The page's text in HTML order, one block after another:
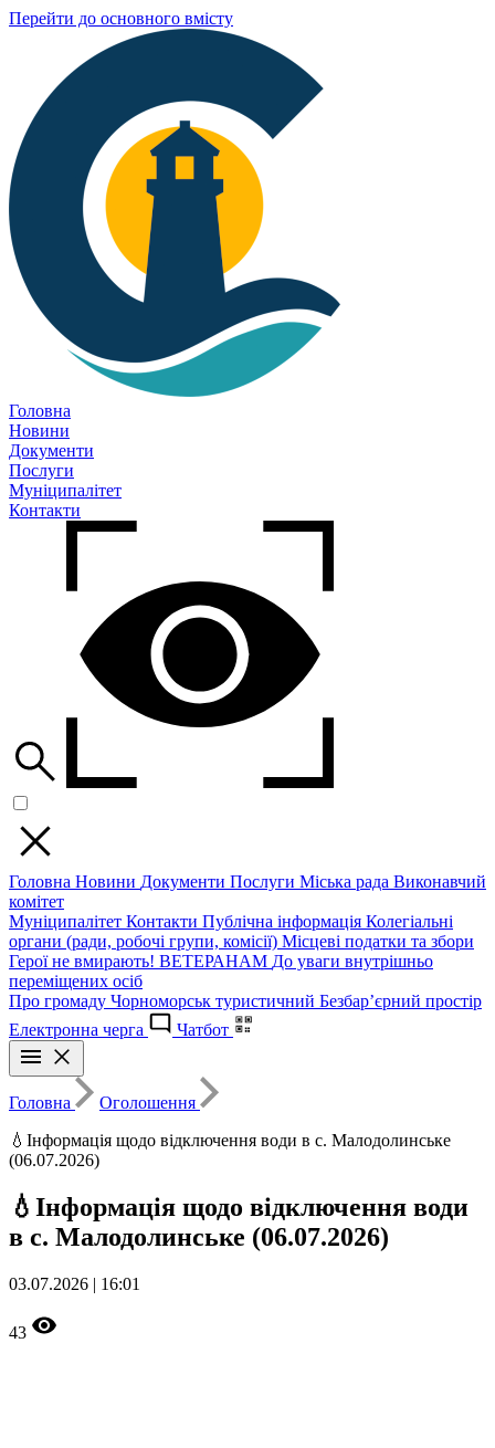
Перейти до основного вмісту
Головна
Новини
Документи
Послуги
Муніципалітет
Контакти
Головна Новини Документи Послуги Міська рада Виконавчий
комітет
Муніципалітет Контакти Публічна інформація Колегіальні
органи (ради, робочі групи, комісії) Місцеві податки та збори
Герої не вмирають! ВЕТЕРАНАМ До уваги внутрішньо
переміщених осіб
Про громаду Чорноморськ туристичний Безбар’єрний простір
Електронна черга
Чатбот
Головна
Оголошення
💧Інформація щодо відключення води в с. Малодолинське
(06.07.2026)
💧Інформація щодо відключення води
в с. Малодолинське (06.07.2026)
03.07.2026 | 16:01
43